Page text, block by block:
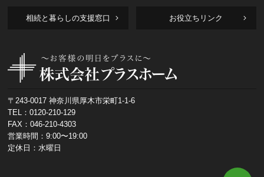
相続と暮らしの支援窓口 お役立ちリンク
〒243-0017 神奈川県厚木市栄町1-1-6
TEL： 0120-210-129
FAX：046-210-4303
営業時間：9:00〜19:00
定休日：水曜日